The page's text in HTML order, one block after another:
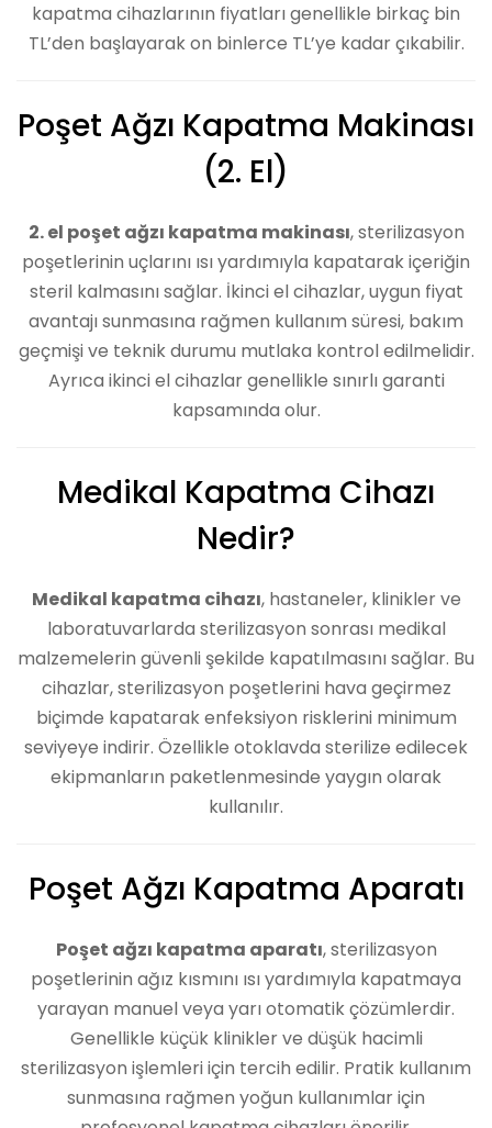
kapatma cihazlarının fiyatları genellikle birkaç bin
TL’den başlayarak on binlerce TL’ye kadar çıkabilir.
Poşet Ağzı Kapatma Makinası
(2. El)
2. el poşet ağzı kapatma makinası, sterilizasyon
poşetlerinin uçlarını ısı yardımıyla kapatarak içeriğin
steril kalmasını sağlar. İkinci el cihazlar, uygun fiyat
avantajı sunmasına rağmen kullanım süresi, bakım
geçmişi ve teknik durumu mutlaka kontrol edilmelidir.
Ayrıca ikinci el cihazlar genellikle sınırlı garanti
kapsamında olur.
Medikal Kapatma Cihazı
Nedir?
Medikal kapatma cihazı, hastaneler, klinikler ve
laboratuvarlarda sterilizasyon sonrası medikal
malzemelerin güvenli şekilde kapatılmasını sağlar. Bu
cihazlar, sterilizasyon poşetlerini hava geçirmez
biçimde kapatarak enfeksiyon risklerini minimum
seviyeye indirir. Özellikle otoklavda sterilize edilecek
ekipmanların paketlenmesinde yaygın olarak
kullanılır.
Poşet Ağzı Kapatma Aparatı
Poşet ağzı kapatma aparatı, sterilizasyon
poşetlerinin ağız kısmını ısı yardımıyla kapatmaya
yarayan manuel veya yarı otomatik çözümlerdir.
Genellikle küçük klinikler ve düşük hacimli
sterilizasyon işlemleri için tercih edilir. Pratik kullanım
sunmasına rağmen yoğun kullanımlar için